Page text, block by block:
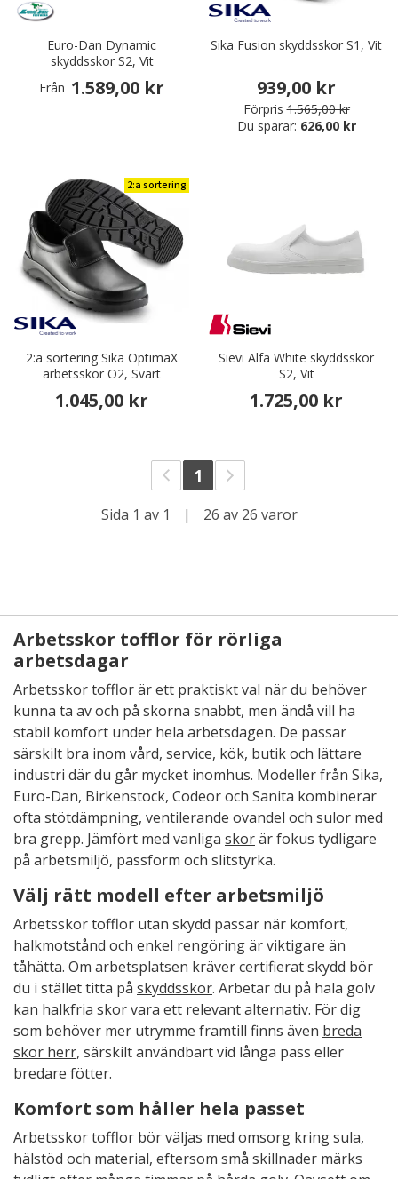
Euro-Dan Dynamic
skyddsskor S2, Vit
Från 1.589,00 kr
Sika Fusion skyddsskor S1, Vit
939,00 kr
Förpris 1.565,00 kr
Du sparar: 626,00 kr
2:a sortering
2:a sortering Sika OptimaX
arbetsskor O2, Svart
1.045,00 kr
Sievi Alfa White skyddsskor
S2, Vit
1.725,00 kr
1
Sida 1 av 1 | 26 av 26 varor
Arbetsskor tofflor för rörliga
arbetsdagar
Arbetsskor tofflor är ett praktiskt val när du behöver
kunna ta av och på skorna snabbt, men ändå vill ha
stabil komfort under hela arbetsdagen. De passar
särskilt bra inom vård, service, kök, butik och lättare
industri där du går mycket inomhus. Modeller från Sika,
Euro-Dan, Birkenstock, Codeor och Sanita kombinerar
ofta stötdämpning, ventilerande ovandel och sulor med
bra grepp. Jämfört med vanliga skorär fokus tydligare
på arbetsmiljö, passform och slitstyrka.
Välj rätt modell efter arbetsmiljö
Arbetsskor tofflor utan skydd passar när komfort,
halkmotstånd och enkel rengöring är viktigare än
tåhätta. Om arbetsplatsen kräver certifierat skydd bör
du i stället titta på skyddsskor. Arbetar du på hala golv
kan halkfria skorvara ett relevant alternativ. För dig
som behöver mer utrymme framtill finns även breda
skor herr, särskilt användbart vid långa pass eller
bredare fötter.
Komfort som håller hela passet
Arbetsskor tofflor bör väljas med omsorg kring sula,
hälstöd och material, eftersom små skillnader märks